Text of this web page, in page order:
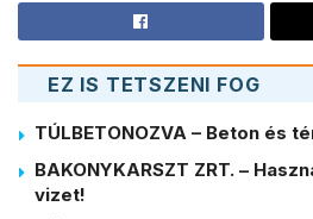
EZ IS TETSZENI FOG
TÚLBETONOZVA – Beton és
BAKONYKARSZT ZRT. –
vizet!